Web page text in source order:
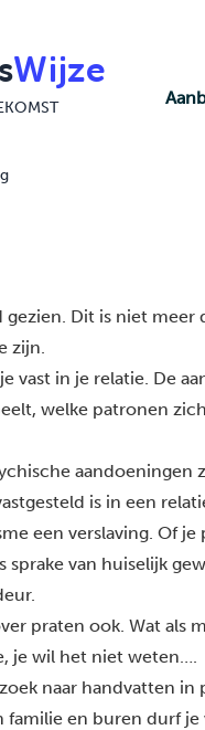
Wijze
Dit is niet meer
zijn.
vast in je relatie. De
welke patronen
aandoeningen
is in een
een verslaving. Of
van huiselijk
praten ook. Wat als
je wil het niet weten….
naar handvatten in
en buren durf je